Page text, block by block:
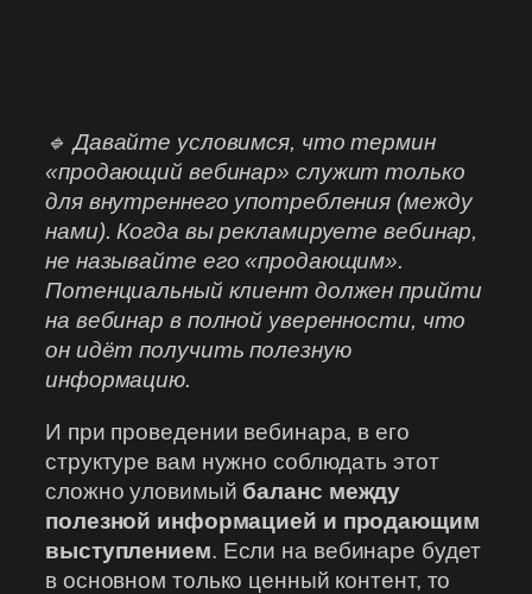
🔹 Давайте условимся, что термин
«продающий вебинар» служит только
для внутреннего употребления (между
нами). Когда вы рекламируете вебинар,
не называйте его «продающим».
Потенциальный клиент должен прийти
на вебинар в полной уверенности, что
он идёт получить полезную
информацию.
И при проведении вебинара, в его
структуре вам нужно соблюдать этот
сложно уловимый баланс между
полезной информацией и продающим
выступлением. Если на вебинаре будет
в основном только ценный контент, то